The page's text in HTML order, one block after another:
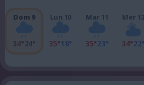
Dom 9
34°24°
Lun 10
35°18°
Mar 11
35°23°
Mer 12
34°22°